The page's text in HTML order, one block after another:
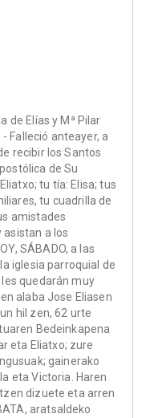
de Elías y Mª Pilar
- Falleció anteayer, a
recibir los Santos
de Su
tu tía: Elisa; tus
tu cuadrilla de
amistades
asistan a los
SÁBADO, a las
iglesia parroquial de
les quedarán muy
alaba Jose Eliasen
hil zen, 62 urte
Bedeinkapena
eta Eliatxo; zure
gainerako
eta Victoria. Haren
dizuete eta arren
aratsaldeko